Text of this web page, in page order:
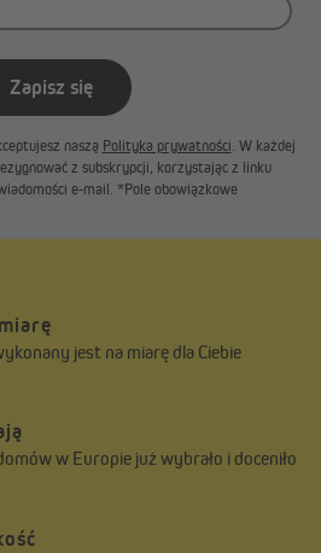
Zapisz się
naszą Polityka prywatności. W każdej
z subskrypcji, korzystając z linku
e-mail. *Pole obowiązkowe
jest na miarę dla Ciebie
w Europie już wybrało i doceniło